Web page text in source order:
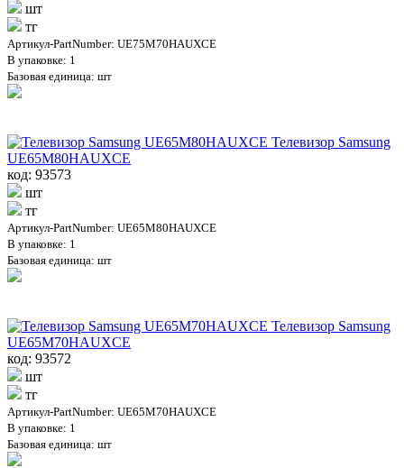
шт
тг
Артикул-PartNumber: UE75M70HAUXCE
В упаковке: 1
Базовая единица: шт
Телевизор Samsung
UE65M80HAUXCE
код: 93573
шт
тг
Артикул-PartNumber: UE65M80HAUXCE
В упаковке: 1
Базовая единица: шт
Телевизор Samsung
UE65M70HAUXCE
код: 93572
шт
тг
Артикул-PartNumber: UE65M70HAUXCE
В упаковке: 1
Базовая единица: шт